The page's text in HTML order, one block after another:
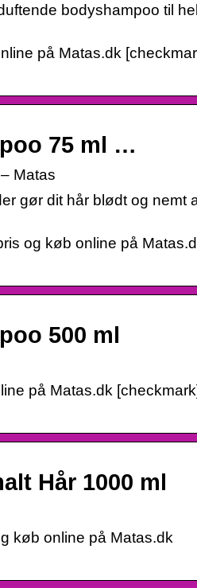
bodyshampoo til
på Matas.dk
75 ml …
Matas
gør dit hår blødt og nemt
og køb online på
500 ml
på Matas.dk
Hår 1000 ml
køb online på Matas.dk